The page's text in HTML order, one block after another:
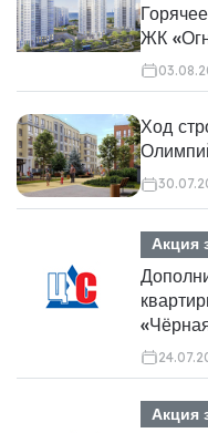
ЖК
Ход
Акция
Акция